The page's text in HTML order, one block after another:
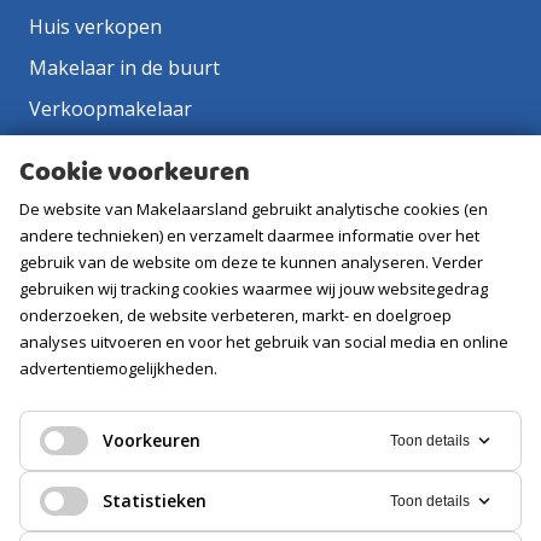
Huis verkopen
Makelaar in de buurt
Verkoopmakelaar
Vacatures
Volg ons
Cookie voorkeuren
De website van Makelaarsland gebruikt analytische cookies (en
andere technieken) en verzamelt daarmee informatie over het
gebruik van de website om deze te kunnen analyseren. Verder
gebruiken wij tracking cookies waarmee wij jouw websitegedrag
onderzoeken, de website verbeteren, markt- en doelgroep
analyses uitvoeren en voor het gebruik van social media en online
advertentiemogelijkheden.
Voorkeuren Toon details
Statistieken Toon details